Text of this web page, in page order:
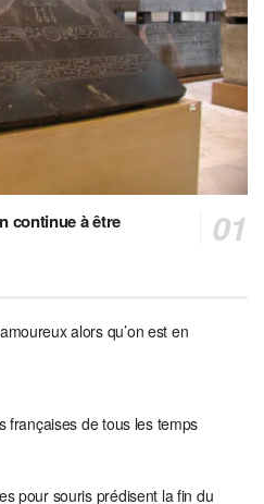
continue à être
alors qu’on est en
françaises de tous les temps
pour souris prédisent la fin du